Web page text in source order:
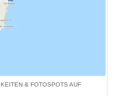
& FOTOSPOTS AUF